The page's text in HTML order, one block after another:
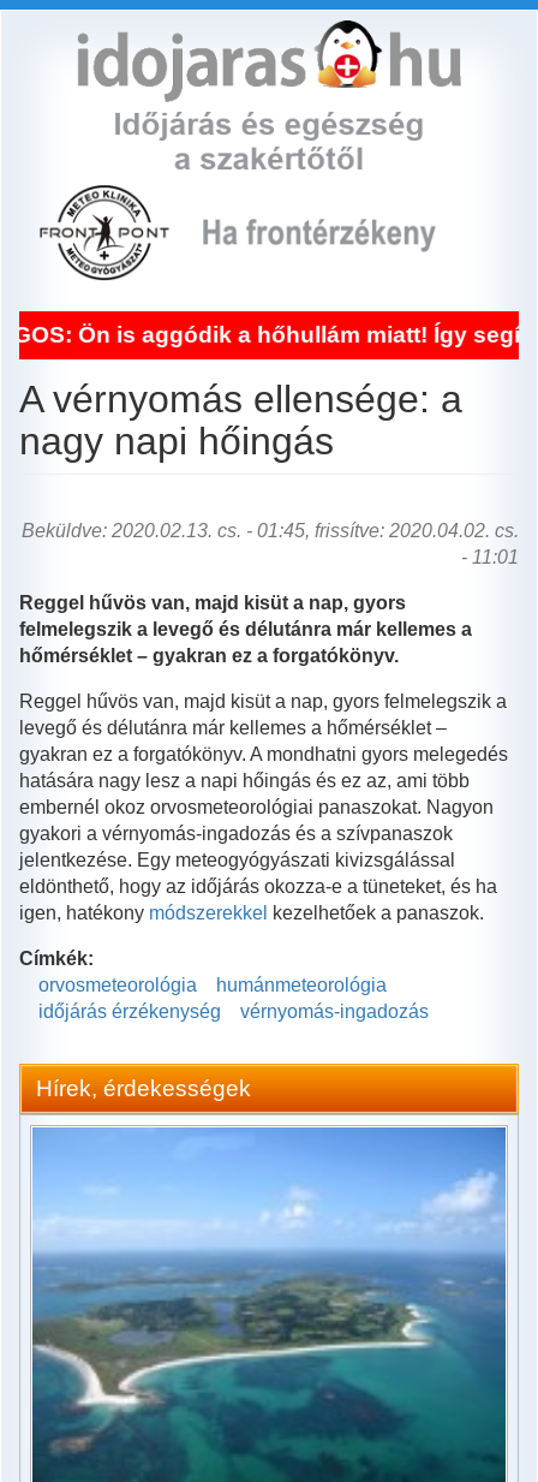
Ön is aggódik a hőhullám miatt! Így segít a
A vérnyomás ellensége: a
nagy napi hőingás
Beküldve: 2020.02.13. cs. - 01:45, frissítve: 2020.04.02. cs.
- 11:01
Reggel hűvös van, majd kisüt a nap, gyors
felmelegszik a levegő és délutánra már kellemes a
hőmérséklet – gyakran ez a forgatókönyv.
Reggel hűvös van, majd kisüt a nap, gyors felmelegszik a
levegő és délutánra már kellemes a hőmérséklet –
gyakran ez a forgatókönyv. A mondhatni gyors melegedés
hatására nagy lesz a napi hőingás és ez az, ami több
embernél okoz orvosmeteorológiai panaszokat. Nagyon
gyakori a vérnyomás-ingadozás és a szívpanaszok
jelentkezése. Egy meteogyógyászati kivizsgálással
eldönthető, hogy az időjárás okozza-e a tüneteket, és ha
igen, hatékony módszerekkel kezelhetőek a panaszok.
Címkék:
orvosmeteorológia
humánmeteorológia
időjárás érzékenység
vérnyomás-ingadozás
Hírek, érdekességek